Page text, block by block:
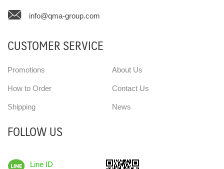
info@qma-group.com
CUSTOMER SERVICE
Promotions
How to Order
Shipping
About Us
Contact Us
News
FOLLOW US
Line ID